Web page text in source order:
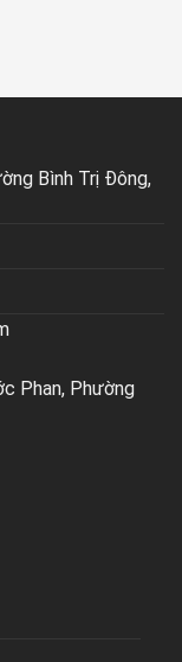
Bình Trị Đông,
Phan, Phường